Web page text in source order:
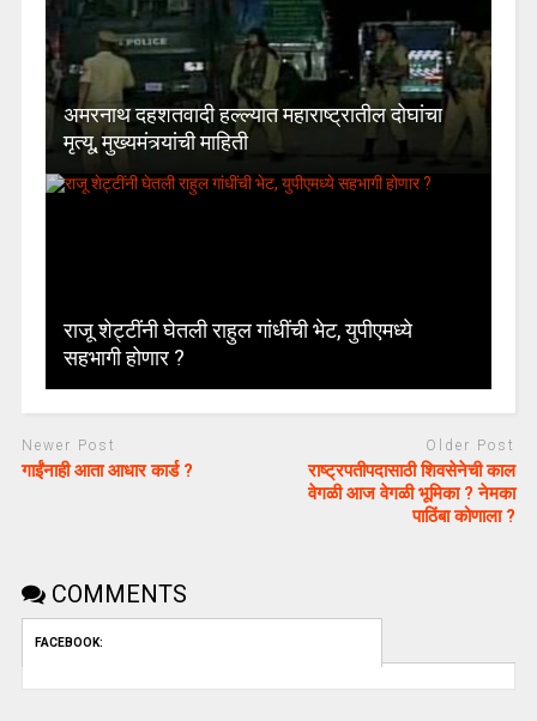
अमरनाथ दहशतवादी हल्ल्यात महाराष्ट्रातील दोघांचा
मृत्यू, मुख्यमंत्र्यांची माहिती
राजू शेट्टींनी घेतली राहुल गांधींची भेट, युपीएमध्ये
सहभागी होणार ?
Newer Post
गाईंनाही आता आधार कार्ड ?
Older Post
राष्ट्रपतीपदासाठी शिवसेनेची काल
वेगळी आज वेगळी भूमिका ? नेमका
पाठिंबा कोणाला ?
COMMENTS
FACEBOOK: